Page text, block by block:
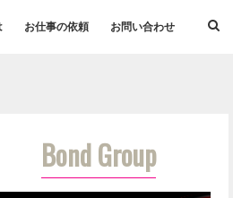
お仕事の依頼 お問い合わせ
Bond Group